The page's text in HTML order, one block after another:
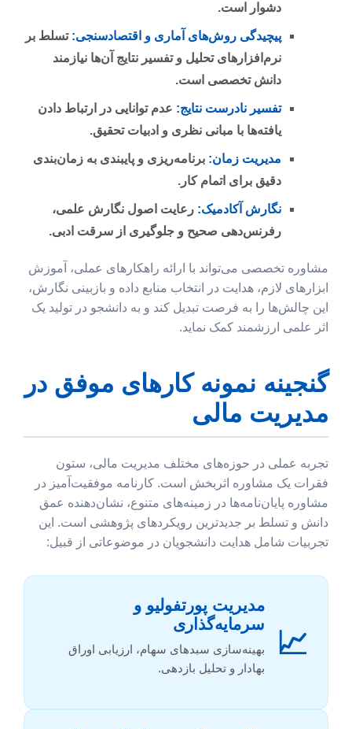
دشوار است.
پیچیدگی روش‌های آماری و اقتصادسنجی: تسلط بر
نرم‌افزارهای تحلیل و تفسیر نتایج آن‌ها نیازمند
دانش تخصصی است.
تفسیر نادرست نتایج: عدم توانایی در ارتباط دادن
یافته‌ها با مبانی نظری و ادبیات تحقیق.
مدیریت زمان: برنامه‌ریزی و پایبندی به زمان‌بندی
دقیق برای اتمام کار.
نگارش آکادمیک: رعایت اصول نگارش علمی،
رفرنس‌دهی صحیح و جلوگیری از سرقت ادبی.
مشاوره تخصصی می‌تواند با ارائه راهکارهای عملی، آموزش
ابزارهای لازم، هدایت در انتخاب منابع داده و بازبینی نگارش،
این چالش‌ها را به فرصت تبدیل کند و به دانشجو در تولید یک
اثر علمی ارزشمند کمک نماید.
گنجینه نمونه کارهای موفق در
مدیریت مالی
تجربه عملی در حوزه‌های مختلف مدیریت مالی، ستون
فقرات یک مشاوره اثربخش است. کارنامه موفقیت‌آمیز در
مشاوره پایان‌نامه‌ها در زمینه‌های متنوع، نشان‌دهنده عمق
دانش و تسلط بر جدیدترین رویکردهای پژوهشی است. این
تجربیات شامل هدایت دانشجویان در موضوعاتی از قبیل:
📈
مدیریت پورتفولیو و
سرمایه‌گذاری
بهینه‌سازی سبدهای سهام، ارزیابی اوراق
بهادار و تحلیل بازدهی.